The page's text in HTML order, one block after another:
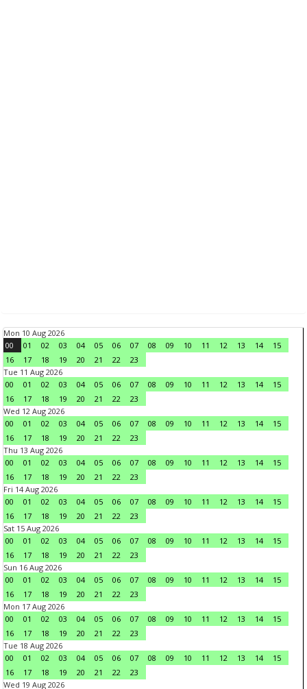
Mon 10 Aug 2026
00
01 02 03 04 05 06 07 08 09 10 11 12 13 14
15
16
17 18 19 20 21 22
23
Tue 11 Aug 2026
00
01 02 03 04 05 06 07 08 09 10 11 12 13 14
15
16
17 18 19 20 21 22
23
Wed 12 Aug 2026
00
01 02 03 04 05 06 07 08 09 10 11 12 13 14
15
16
17 18 19 20 21 22
23
Thu 13 Aug 2026
00
01 02 03 04 05 06 07 08 09 10 11 12 13 14
15
16
17 18 19 20 21 22
23
Fri 14 Aug 2026
00
01 02 03 04 05 06 07 08 09 10 11 12 13 14
15
16
17 18 19 20 21 22
23
Sat 15 Aug 2026
00
01 02 03 04 05 06 07 08 09 10 11 12 13 14
15
16
17 18 19 20 21 22
23
Sun 16 Aug 2026
00
01 02 03 04 05 06 07 08 09 10 11 12 13 14
15
16
17 18 19 20 21 22
23
Mon 17 Aug 2026
00
01 02 03 04 05 06 07 08 09 10 11 12 13 14
15
16
17 18 19 20 21 22
23
Tue 18 Aug 2026
00
01 02 03 04 05 06 07 08 09 10 11 12 13 14
15
16
17 18 19 20 21 22
23
Wed 19 Aug 2026